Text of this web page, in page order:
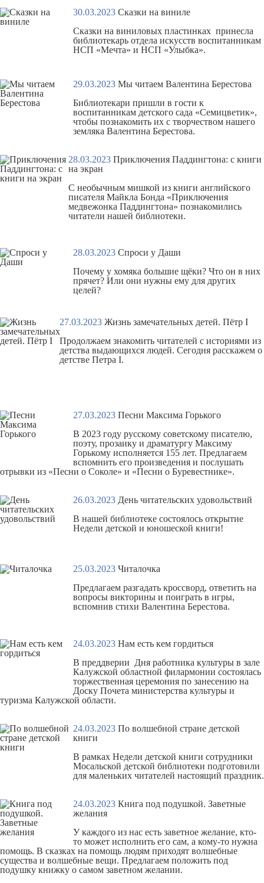
30.03.2023 Сказки на виниле
Сказки на виниловых пластинках принесла
библиотекарь отдела искусств воспитанникам
НСП «Мечта» и НСП «Улыбка».
29.03.2023 Мы читаем Валентина Берестова
Библиотекари пришли в гости к
воспитанникам детского сада «Семицветик»,
чтобы познакомить их с творчеством нашего
земляка Валентина Берестова.
28.03.2023 Приключения Паддингтона: с книги
на экран
С необычным мишкой из книги английского
писателя Майкла Бонда «Приключения
медвежонка Паддингтона» познакомились
читатели нашей библиотеки.
28.03.2023 Спроси у Даши
Почему у хомяка большие щёки? Что он в них
прячет? Или они нужны ему для других
целей?
27.03.2023 Жизнь замечательных детей. Пётр I
Продолжаем знакомить читателей с историями из
детства выдающихся людей. Сегодня расскажем о
детстве Петра I.
27.03.2023 Песни Максима Горького
В 2023 году русскому советскому писателю,
поэту, прозаику и драматургу Максиму
Горькому исполняется 155 лет. Предлагаем
вспомнить его произведения и послушать
отрывки из «Песни о Соколе» и «Песни о Буревестнике».
26.03.2023 День читательских удовольствий
В нашей библиотеке состоялось открытие
Недели детской и юношеской книги!
25.03.2023 Читалочка
Предлагаем разгадать кроссворд, ответить на
вопросы викторины и поиграть в игры,
вспомнив стихи Валентина Берестова.
24.03.2023 Нам есть кем гордиться
В преддверии Дня работника культуры в зале
Калужской областной филармонии состоялась
торжественная церемония по занесению на
Доску Почета министерства культуры и
туризма Калужской области.
24.03.2023 По волшебной стране детской
книги
В рамках Недели детской книги сотрудники
Мосальской детской библиотеки подготовили
для маленьких читателей настоящий праздник.
24.03.2023 Книга под подушкой. Заветные
желания
У каждого из нас есть заветное желание, кто-
то может исполнить его сам, а кому-то нужна
помощь. В сказках на помощь людям приходят волшебные
существа и волшебные вещи. Предлагаем положить под
подушку книжку о самом заветном желании.